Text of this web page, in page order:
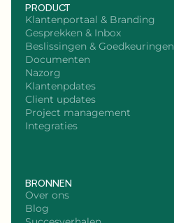
PRODUCT
Klantenportaal & Branding
Gesprekken & Inbox
Beslissingen & Goedkeuringen
Documenten
Nazorg
Klantenpdates
Client updates
Project management
Integraties
BRONNEN
Over ons
Blog